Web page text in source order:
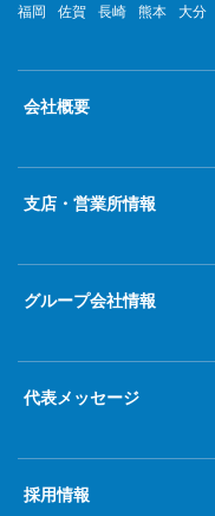
2022年4月
2022年3月
2022年1月
福岡
佐賀 長崎 熊本 大分
会社概要
支店・営業所情報
グループ会社情報
代表メッセージ
採用情報